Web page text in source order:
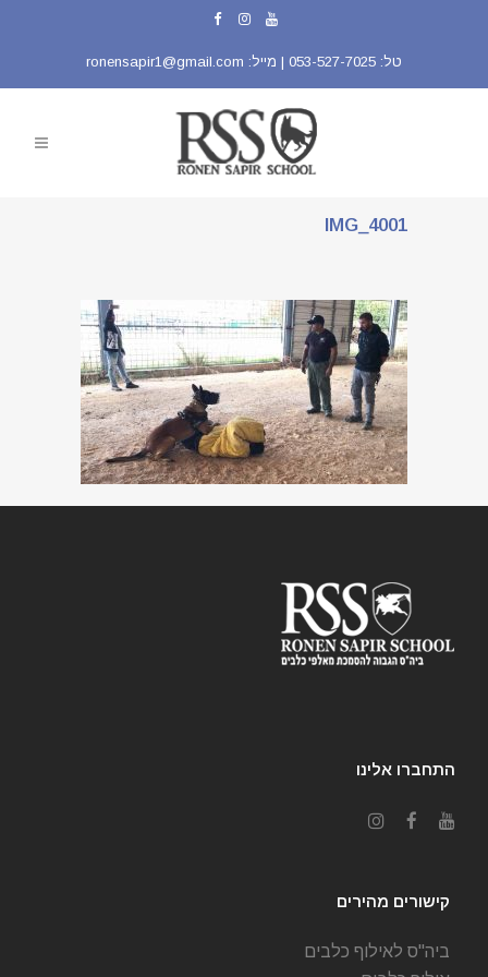
טל: 053-527-7025 | מייל: ronensapir1@gmail.com
IMG_4001
התחברו אלינו
קישורים מהירים
ביה"ס לאילוף כלבים